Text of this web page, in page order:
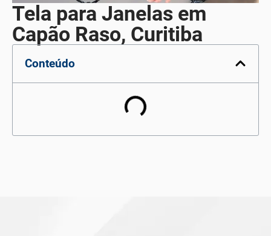
Tela para Janelas em
Capão Raso, Curitiba
Conteúdo